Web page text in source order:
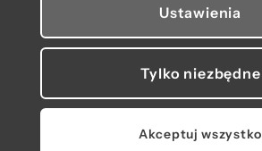
Moje O bag
Ustawienia
Tylko niezbędne
Akceptuj wszystko